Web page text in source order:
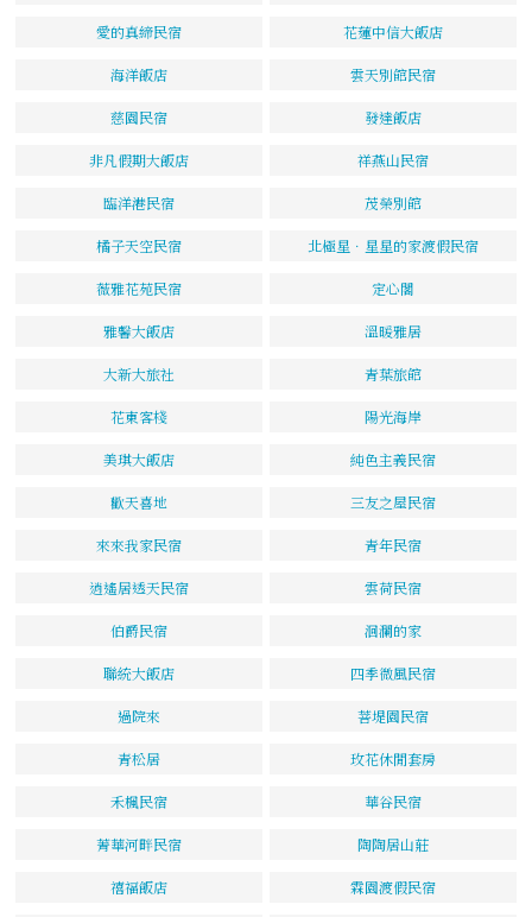
愛的真締民宿 花蓮中信大飯店
海洋飯店 雲天別館民宿
慈園民宿 發達飯店
非凡假期大飯店 祥燕山民宿
臨洋港民宿 茂榮別館
橘子天空民宿 北極星．星星的家渡假民宿
薇雅花苑民宿 定心閣
雅馨大飯店 溫暖雅居
大新大旅社 青葉旅館
花東客棧 陽光海岸
美琪大飯店 純色主義民宿
歡天喜地 三友之屋民宿
來來我家民宿 青年民宿
逍遙居透天民宿 雲荷民宿
伯爵民宿 洄瀾的家
聯統大飯店 四季微風民宿
過院來 菩堤園民宿
青松居 玫花休閒套房
禾楓民宿 華谷民宿
菁華河畔民宿 陶陶居山莊
禧福飯店 霖園渡假民宿